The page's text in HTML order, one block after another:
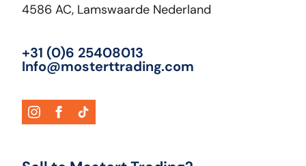
4586 AC, Lamswaarde Nederland
+31 (0)6 25408013
Info@mosterttrading.com